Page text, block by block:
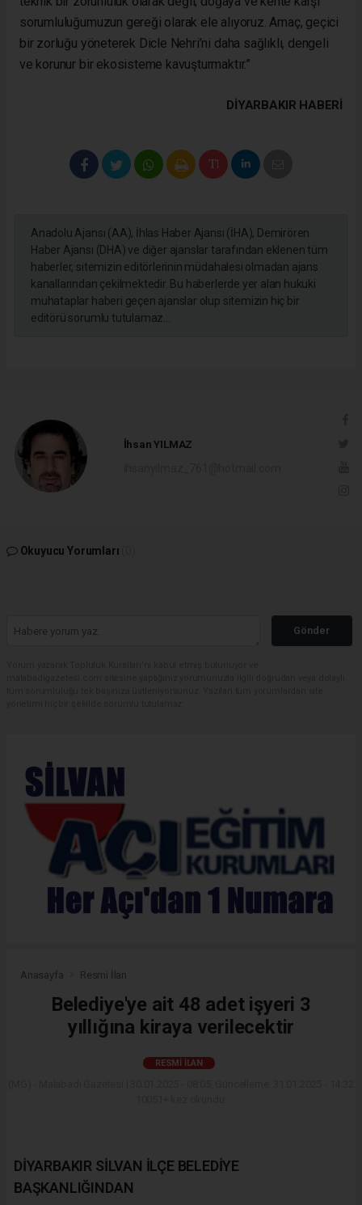
sorumluluğumuzun gereği olarak ele alıyoruz. Amaç, geçici
bir zorluğu yöneterek Dicle Nehri’ni daha sağlıklı, dengeli
ve korunur bir ekosisteme kavuşturmaktır.”
DIYARBAKIR HABERİ
Anadolu Ajansı (AA), İhlas Haber Ajansı (İHA), Demirören
Haber Ajansı (DHA) ve diğer ajanslar tarafından eklenen tüm
haberler, sitemizin editörlerinin müdahalesi olmadan ajans
kanallarından çekilmektedir. Bu haberlerde yer alan hukuki
muhataplar haberi geçen ajanslar olup sitemizin hiç bir
editörü sorumlu tutulamaz...
İhsan YILMAZ
Okuyucu Yorumları
Gönder
Anasayfa Resmi İlan
Belediye'ye ait 48 adet işyeri 3
yıllığına kiraya verilecektir
RESMI İLAN
DİYARBAKIR SİLVAN İLÇE BELEDİYE
BAŞKANLIĞINDAN